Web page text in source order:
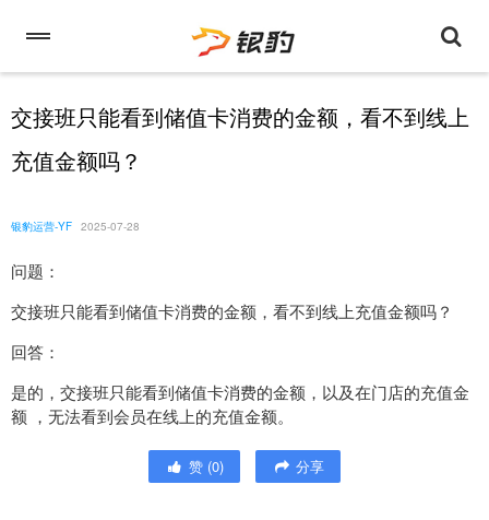
交接班只能看到储值卡消费的金额，看不到线上
充值金额吗？
银豹运营-YF 2025-07-28
问题：
交接班只能看到储值卡消费的金额，看不到线上充值金额吗？
回答：
是的，交接班只能看到储值卡消费的金额，以及在门店的充值金
额 ，无法看到会员在线上的充值金额。
赞 (0) 分享